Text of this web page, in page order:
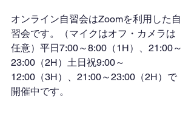
オンライン自習会はZoomを利用した自
習会です。（マイクはオフ・カメラは
任意）平日7:00～8:00（1H）、21:00～
23:00（2H）土日祝9:00～
12:00（3H）、21:00～23:00（2H）で
開催中です。